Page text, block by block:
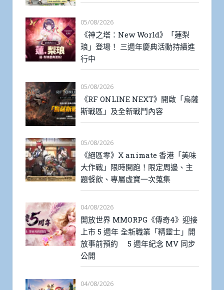
05/08/2026
《神之塔：New World》「蓮梨
琅」登場！ 三週年慶典活動持續進
行中
05/08/2026
《RF ONLINE NEXT》開啟「烏薩
斯戰區」及全新戰鬥內容
05/08/2026
《絕區零》X animate 香港「美味
大作戰」限時開跑！限定周邊、主
題餐飲、專屬虛寶一次蒐集
04/08/2026
開放世界 MMORPG《傳奇4》迎接
上市 5 週年 全新職業「精靈士」開
放事前預約 5 週年紀念 MV 同步
公開
04/08/2026